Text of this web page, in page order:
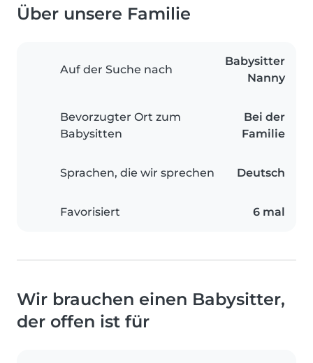
Über unsere Familie
Auf der Suche nach
Babysitter
Nanny
Bevorzugter Ort zum
Babysitten
Bei der
Familie
Sprachen, die wir sprechen Deutsch
Favorisiert 6 mal
Wir brauchen einen Babysitter,
der offen ist für